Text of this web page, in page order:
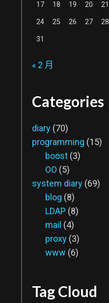
17 18 19 20 21
24 25 26 27 28
31
« 2 月
Categories
diary (70)
programming (15)
boost (3)
OO (5)
system diary (69)
blog (8)
LDAP (8)
mail (4)
proxy (3)
www (6)
Tag Cloud